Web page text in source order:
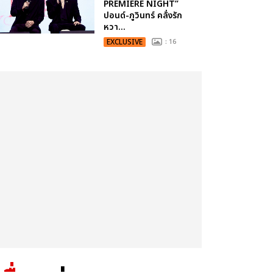
PREMIERE NIGHT”
ปอนด์-ภูวินทร์ คลั่งรัก
หวา...
EXCLUSIVE : 16